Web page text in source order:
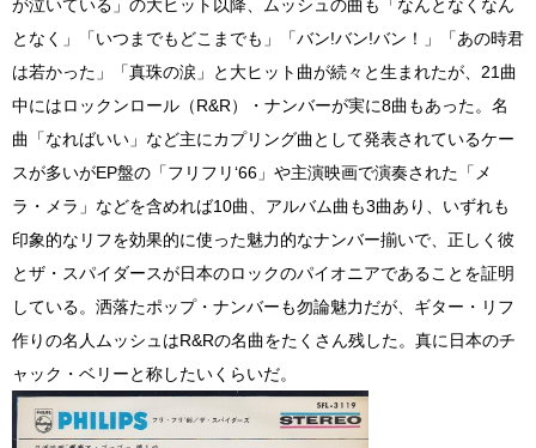
が泣いている」の大ヒット以降、ムッシュの曲も「なんとなくなん
となく」「いつまでもどこまでも」「バン!バン!バン！」「あの時君
は若かった」「真珠の涙」と大ヒット曲が続々と生まれたが、21曲
中にはロックンロール（R&R）・ナンバーが実に8曲もあった。名
曲「なればいい」など主にカプリング曲として発表されているケー
スが多いがEP盤の「フリフリ‘66」や主演映画で演奏された「メ
ラ・メラ」などを含めれば10曲、アルバム曲も3曲あり、いずれも
印象的なリフを効果的に使った魅力的なナンバー揃いで、正しく彼
とザ・スパイダースが日本のロックのパイオニアであることを証明
している。洒落たポップ・ナンバーも勿論魅力だが、ギター・リフ
作りの名人ムッシュはR&Rの名曲をたくさん残した。真に日本のチ
ャック・ベリーと称したいくらいだ。